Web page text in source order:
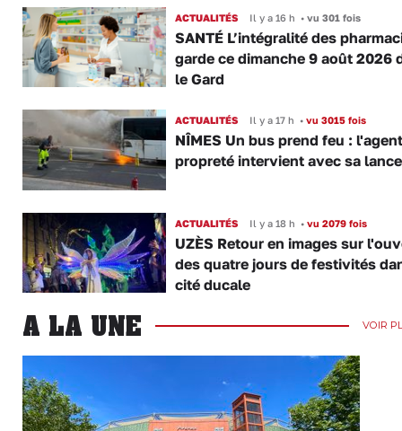
ACTUALITÉS Il y a 16 h •vu 301 fois
SANTÉ L’intégralité des
garde ce dimanche 9 août 2026
le Gard
ACTUALITÉS Il y a 17 h •vu 3015 fois
NÎMES Un bus prend feu :
propreté intervient avec sa lance
ACTUALITÉS Il y a 18 h •vu 2079 fois
UZÈS Retour en images sur
des quatre jours de festivités
cité ducale
A LA UNE VOIR